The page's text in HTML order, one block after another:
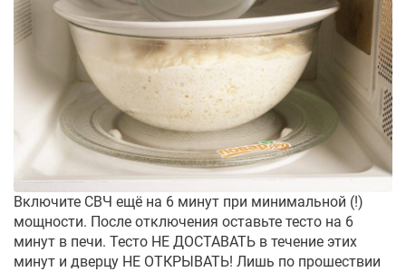
Включите СВЧ ещё на 6 минут при минимальной (!)
мощности. После отключения оставьте тесто на 6
минут в печи. Тесто НЕ ДОСТАВАТЬ в течение этих
минут и дверцу НЕ ОТКРЫВАТЬ! Лишь по прошествии